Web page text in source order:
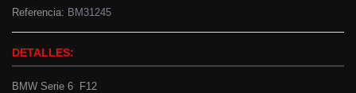
Referencia: BM31245
DETALLES:
BMW Serie 6 F12